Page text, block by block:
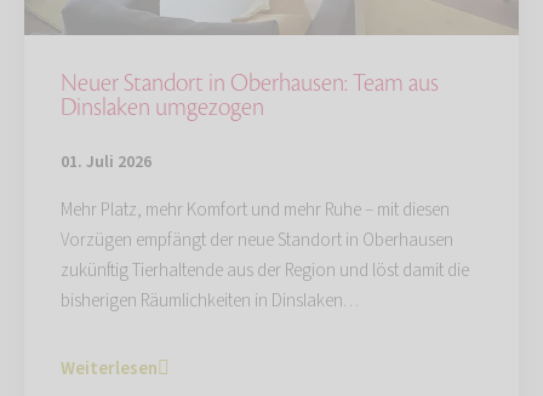
Neuer Standort in Oberhausen: Team aus
Dinslaken umgezogen
01. Juli 2026
Mehr Platz, mehr Komfort und mehr Ruhe – mit diesen
Vorzügen empfängt der neue Standort in Oberhausen
zukünftig Tierhaltende aus der Region und löst damit die
bisherigen Räumlichkeiten in Dinslaken…
Weiterlesen